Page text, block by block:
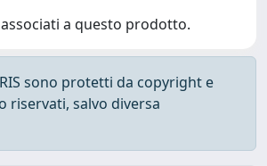
a questo prodotto.
sono protetti da copyright e
riservati, salvo diversa